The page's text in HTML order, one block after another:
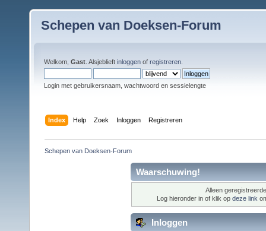
Schepen van Doeksen-Forum
Welkom, Gast . Alsjeblieft inloggen of registreren
Login met gebruikersnaam, wachtwoord en sessielengte
Index Help Zoek Inloggen Registreren
Schepen van Doeksen-Forum
Waarschuwing!
Alleen
Log hieronder in of klik op deze link
Inloggen